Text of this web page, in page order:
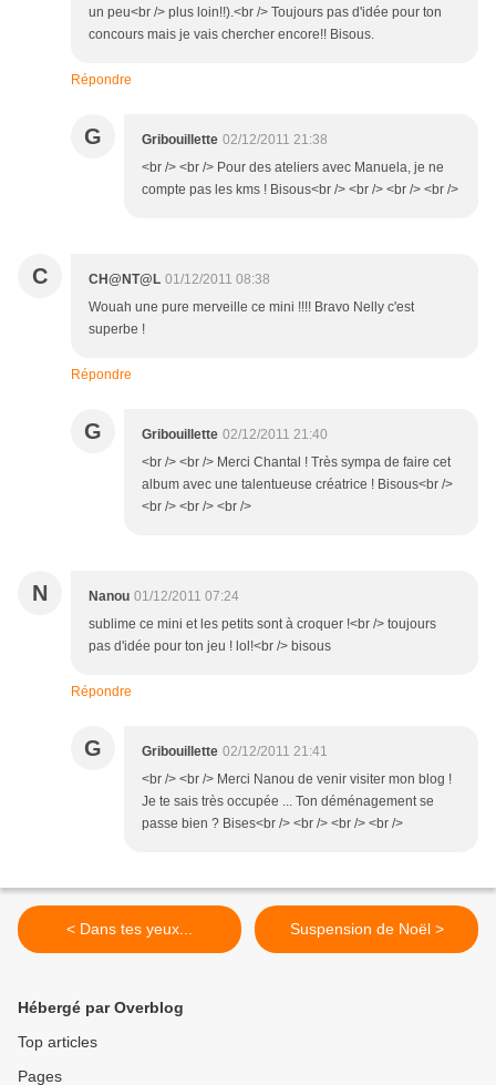
un peu<br /> plus loin!!).<br /> Toujours pas d'idée pour ton
concours mais je vais chercher encore!! Bisous.
Répondre
G Gribouillette 02/12/2011 21:38
<br /> <br /> Pour des ateliers avec Manuela, je ne
compte pas les kms ! Bisous<br /> <br /> <br /> <br />
C CH@NT@L 01/12/2011 08:38
Wouah une pure merveille ce mini !!!! Bravo Nelly c'est
superbe !
Répondre
G Gribouillette 02/12/2011 21:40
<br /> <br /> Merci Chantal ! Très sympa de faire cet
album avec une talentueuse créatrice ! Bisous<br />
<br /> <br /> <br />
N Nanou 01/12/2011 07:24
sublime ce mini et les petits sont à croquer !<br /> toujours
pas d'idée pour ton jeu ! lol!<br /> bisous
Répondre
G Gribouillette 02/12/2011 21:41
<br /> <br /> Merci Nanou de venir visiter mon blog !
Je te sais très occupée ... Ton déménagement se
passe bien ? Bises<br /> <br /> <br /> <br />
< Dans tes yeux... Suspension de Noël >
Hébergé par Overblog
Top articles
Pages